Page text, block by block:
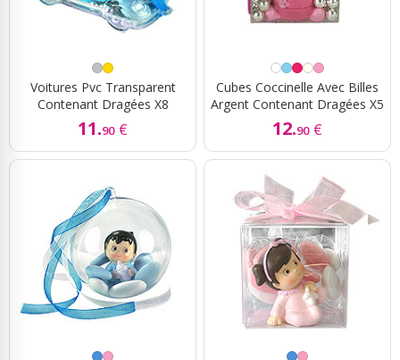
Voitures Pvc Transparent
Contenant Dragées X8
11.90 €
Cubes Coccinelle Avec Billes
Argent Contenant Dragées X5
12.90 €